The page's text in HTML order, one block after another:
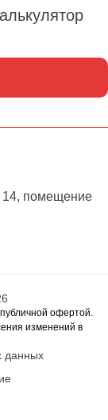
14, помещение
офертой.
изменений в
данных